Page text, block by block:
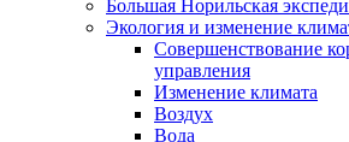
Большая Норильская
Экология и изменение
Совершенствование
управления
Изменение климата
Воздух
Вода